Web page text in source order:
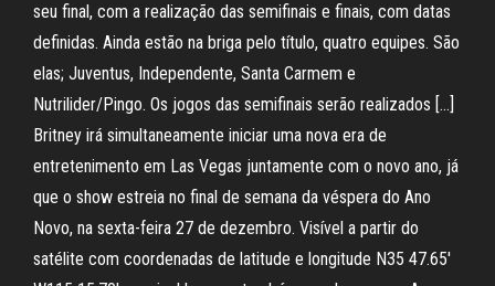
seu final, com a realização das semifinais e finais, com datas
definidas. Ainda estão na briga pelo título, quatro equipes. São
elas; Juventus, Independente, Santa Carmem e
Nutrilider/Pingo. Os jogos das semifinais serão realizados […]
Britney irá simultaneamente iniciar uma nova era de
entretenimento em Las Vegas juntamente com o novo ano, já
que o show estreia no final de semana da véspera do Ano
Novo, na sexta-feira 27 de dezembro. Visível a partir do
satélite com coordenadas de latitude e longitude N35 47.65'